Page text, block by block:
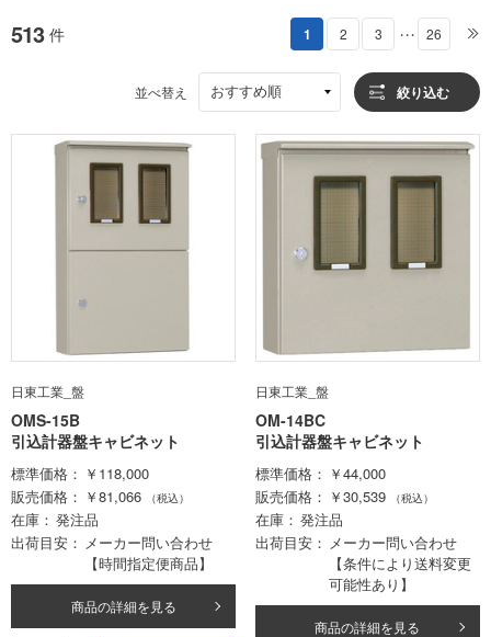
513 件 1 2 3 ・・・ 26
並べ替え おすすめ順 絞り込む
日東工業_盤
OMS-15B
引込計器盤キャビネット
標準価格
￥118,000
販売価格
￥81,066 （税込）
在庫
発注品
出荷目安
メーカー問い合わせ
【時間指定便商品】
商品の詳細を見る
日東工業_盤
OM-14BC
引込計器盤キャビネット
標準価格
￥44,000
販売価格
￥30,539 （税込）
在庫
発注品
出荷目安
メーカー問い合わせ
【条件により送料変更
可能性あり】
商品の詳細を見る